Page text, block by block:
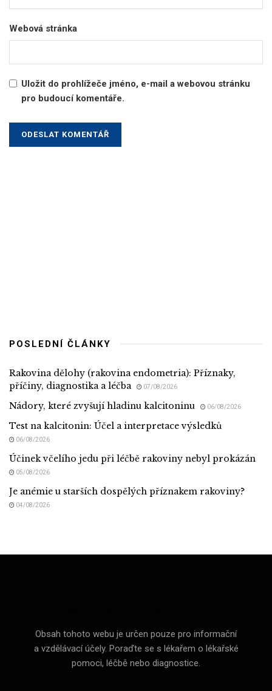
Webová stránka
Uložit do prohlížeče jméno, e-mail a webovou stránku
pro budoucí komentáře.
POSLEDNÍ ČLÁNKY
Rakovina dělohy (rakovina endometria): Příznaky,
příčiny, diagnostika a léčba
07/08/2026
Nádory, které zvyšují hladinu kalcitoninu 06/08/2026
Test na kalcitonin: Účel a interpretace výsledků
06/08/2026
Účinek včelího jedu při léčbě rakoviny nebyl prokázán
05/08/2026
Je anémie u starších dospělých příznakem rakoviny?
04/08/2026
Obsah tohoto webu je určen pouze pro informační
a vzdělávací účely. Poraďte se s lékařem o lékařské
pomoci, léčbě nebo diagnostice.